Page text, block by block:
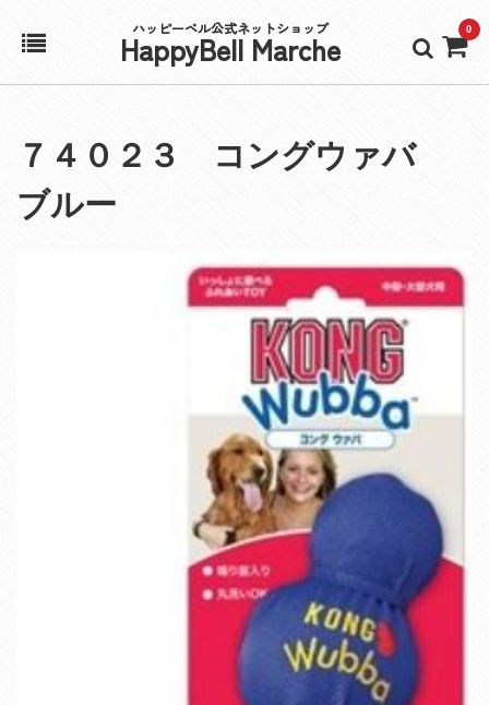
ハッピーベル公式ネットショップ
HappyBell Marche 0
アカウント
カート
７４０２３ コングウァバ
ブルー